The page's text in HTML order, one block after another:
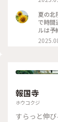
るため
展覧会
ャーの
の場所
様々な
っても
所』
夏の北陸旅👒 金沢21世紀美術館
で時間
ルは予
カリ💧
ため、
み、上
わいい
のアン
世紀美
報国寺
ホウコクジ
すらっと伸